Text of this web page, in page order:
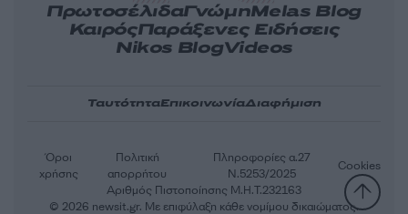
ΠρωτοσέλιδαΓνώμηMelas Blog
ΚαιρόςΠαράξενες Ειδήσεις
Nikos BlogVideos
ΤαυτότηταΕπικοινωνίαΔιαφήμιση
Αριθμός Πιστοποίησης Μ.Η.Τ.232163
Όροι
χρήσης
Πολιτική
απορρήτου
Πληροφορίες α.27
Ν.5253/2025
Cookies
© 2026 newsit.gr. Με επιφύλαξη κάθε νομίμου δικαιώματος.